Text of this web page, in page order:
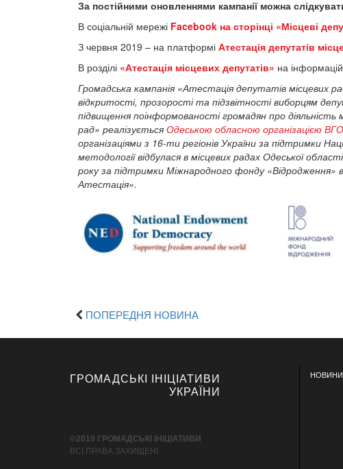
За постійними оновленнями кампанії можна
В соціальній мережі Facebook на сторінці «Місцеві
З червня 2019 – на платформі Атестація депутатів
В розділі «Атестація місцевих депутатів» на
Громадська кампанія «Атестація депутатів місцевих
відкритості, прозорості та підзвітності виборцям
підвищення поінформованості громадян про
рад» реалізується Одеською обласною організацією
організаціями з 16-ти регіонів України за підтримки
методології відбулася в місцевих радах Одеської
року за підтримки Міжнародного фонду
Атестація».
ПОПЕРЕДНЯ НОВИНА
ГРОМАДСЬКІ ІНІЦІАТИВИ
УКРАЇНИ
©2019 ГРОМАДСЬКІ ІНІЦІАТИВИ
ВСІ ПРАВА ЗАХИЩЕНІ
НОВИНИ